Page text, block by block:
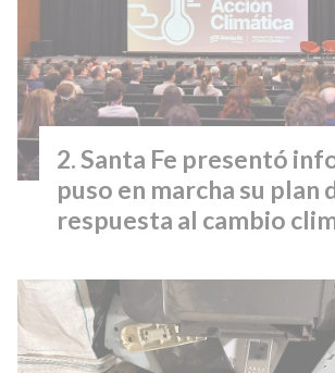
Santa Fe presentó
puso en marcha su plan
respuesta al cambio